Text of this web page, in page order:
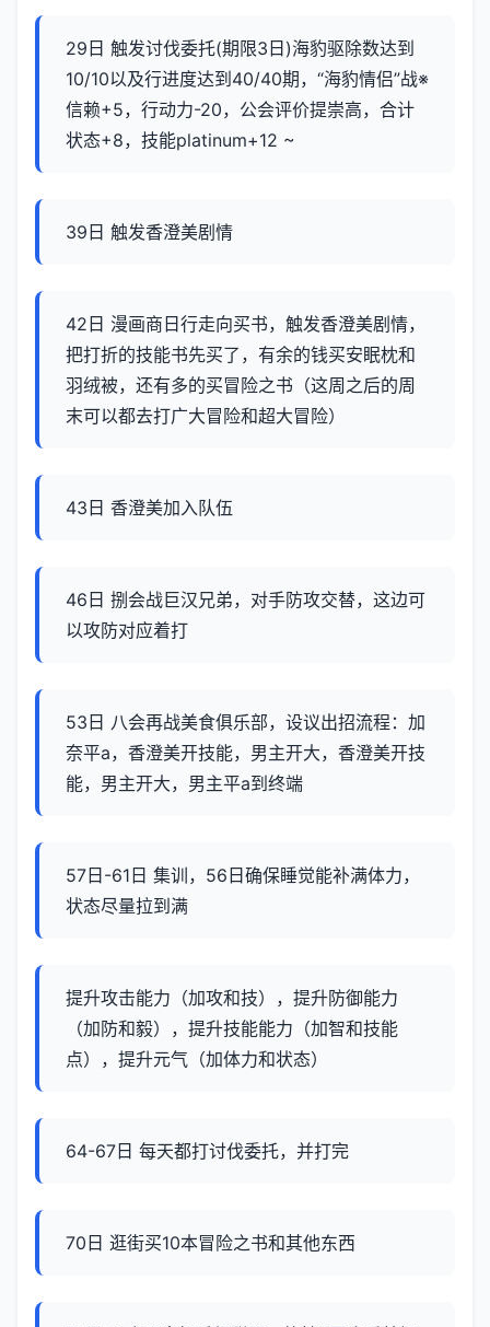
29日 触发讨伐委托(期限3日)海豹驱除数达到
10/10以及行进度达到40/40期，“海豹情侣”战※
信赖+5，行动力-20，公会评价提崇高，合计
状态+8，技能platinum+12 ~
39日 触发香澄美剧情
42日 漫画商日行走向买书，触发香澄美剧情，
把打折的技能书先买了，有余的钱买安眠枕和
羽绒被，还有多的买冒险之书（这周之后的周
末可以都去打广大冒险和超大冒险）
43日 香澄美加入队伍
46日 捌会战巨汉兄弟，对手防攻交替，这边可
以攻防对应着打
53日 八会再战美食俱乐部，设议出招流程：加
奈平a，香澄美开技能，男主开大，香澄美开技
能，男主开大，男主平a到终端
57日-61日 集训，56日确保睡觉能补满体力，
状态尽量拉到满
提升攻击能力（加攻和技），提升防御能力
（加防和毅），提升技能能力（加智和技能
点），提升元气（加体力和状态）
64-67日 每天都打讨伐委托，并打完
70日 逛街买10本冒险之书和其他东西